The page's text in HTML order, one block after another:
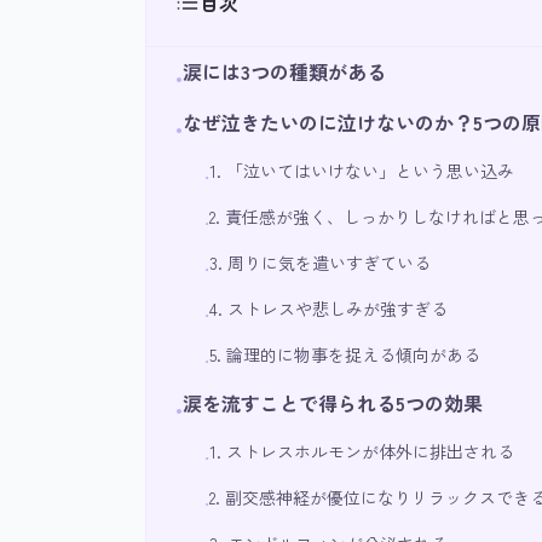
•涙には3つの種類がある
•なぜ泣きたいのに泣けないのか？5つの
•1. 「泣いてはいけない」という思い込み
•2. 責任感が強く、しっかりしなければと思
•3. 周りに気を遣いすぎている
•4. ストレスや悲しみが強すぎる
•5. 論理的に物事を捉える傾向がある
•涙を流すことで得られる5つの効果
•1. ストレスホルモンが体外に排出される
•2. 副交感神経が優位になりリラックスでき